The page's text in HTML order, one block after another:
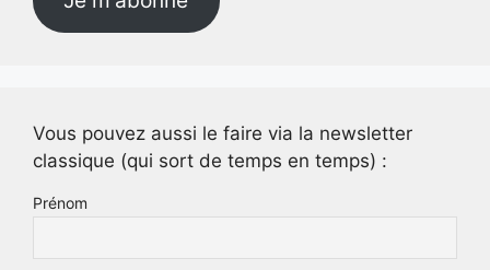
Vous pouvez aussi le faire via la newsletter
classique (qui sort de temps en temps) :
Prénom